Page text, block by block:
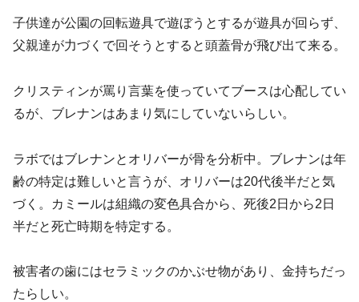
子供達が公園の回転遊具で遊ぼうとするが遊具が回らず、
父親達が力づくで回そうとすると頭蓋骨が飛び出て来る。
クリスティンが罵り言葉を使っていてブースは心配してい
るが、ブレナンはあまり気にしていないらしい。
ラボではブレナンとオリバーが骨を分析中。ブレナンは年
齢の特定は難しいと言うが、オリバーは20代後半だと気
づく。カミールは組織の変色具合から、死後2日から2日
半だと死亡時期を特定する。
被害者の歯にはセラミックのかぶせ物があり、金持ちだっ
たらしい。